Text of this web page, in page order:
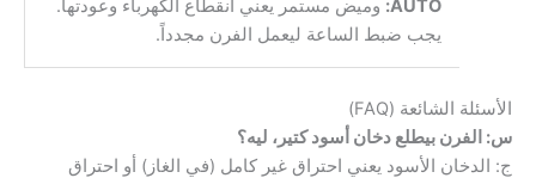
AUTO: وميض مستمر يعني انقطاع الكهرباء وعودتها.
يجب ضبط الساعة ليعمل الفرن مجدداً.
الأسئلة الشائعة (FAQ)
س: الفرن بيطلع دخان أسود كتير، ليه؟
ج: الدخان الأسود يعني احتراق غير كامل (في الغاز) أو احتراق